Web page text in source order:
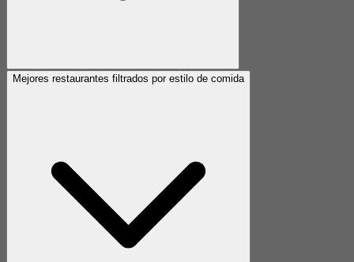
Mejores restaurantes filtrados por estilo de comida